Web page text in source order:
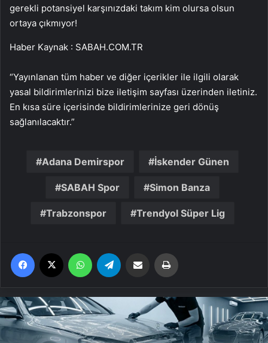
gerekli potansiyel karşınızdaki takım kim olursa olsun
ortaya çıkmıyor!
Haber Kaynak : SABAH.COM.TR
“Yayınlanan tüm haber ve diğer içerikler ile ilgili olarak
yasal bildirimlerinizi bize iletişim sayfası üzerinden iletiniz.
En kısa süre içerisinde bildirimlerinize geri dönüş
sağlanılacaktır.”
Adana Demirspor İskender Günen
SABAH Spor Simon Banza
Trabzonspor Trendyol Süper Lig
Facebook WhatsApp Email'den paylaş